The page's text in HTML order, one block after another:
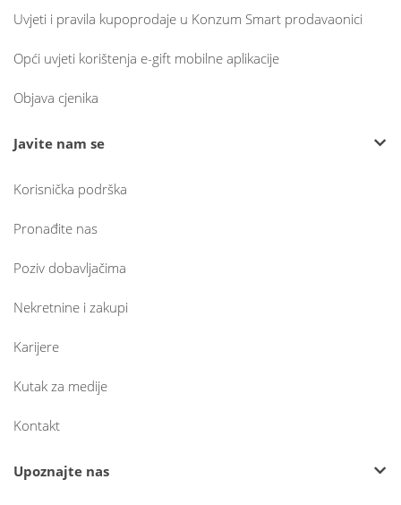
Uvjeti i pravila kupoprodaje u Konzum Smart prodavaonici
Opći uvjeti korištenja e-gift mobilne aplikacije
Objava cjenika
Javite nam se
Korisnička podrška
Pronađite nas
Poziv dobavljačima
Nekretnine i zakupi
Karijere
Kutak za medije
Kontakt
Upoznajte nas